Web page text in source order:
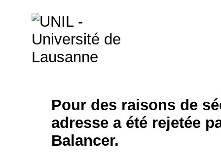
Pour des raisons de
adresse a été rejetée
Balancer.